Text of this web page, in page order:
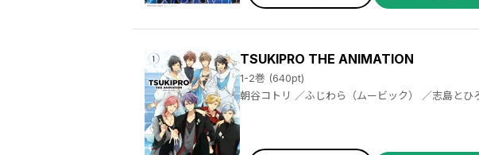
TSUKIPRO THE ANIMATION
1-2巻 (640pt)